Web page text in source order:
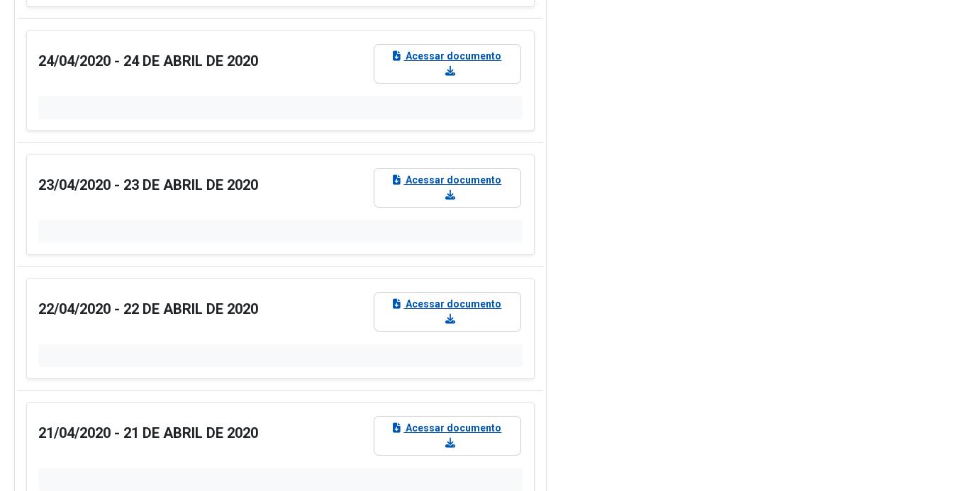
24/04/2020 - 24 DE ABRIL DE 2020 Acessar documento
23/04/2020 - 23 DE ABRIL DE 2020 Acessar documento
22/04/2020 - 22 DE ABRIL DE 2020 Acessar documento
21/04/2020 - 21 DE ABRIL DE 2020 Acessar documento